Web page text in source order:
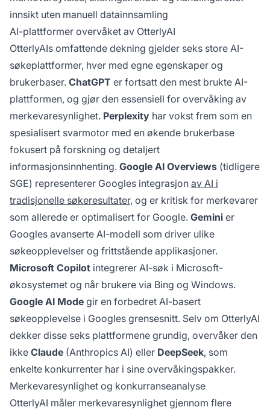
innsikt uten manuell datainnsamling
AI-plattformer overvåket av OtterlyAI
OtterlyAIs omfattende dekning gjelder seks store AI-
søkeplattformer, hver med egne egenskaper og
brukerbaser. ChatGPT er fortsatt den mest brukte AI-
plattformen, og gjør den essensiell for overvåking av
merkevaresynlighet. Perplexity har vokst frem som en
spesialisert svarmotor med en økende brukerbase
fokusert på forskning og detaljert
informasjonsinnhenting. Google AI Overviews (tidligere
SGE) representerer Googles integrasjon av AI i
tradisjonelle søkeresultater, og er kritisk for merkevarer
som allerede er optimalisert for Google. Gemini er
Googles avanserte AI-modell som driver ulike
søkeopplevelser og frittstående applikasjoner.
Microsoft Copilot integrerer AI-søk i Microsoft-
økosystemet og når brukere via Bing og Windows.
Google AI Mode gir en forbedret AI-basert
søkeopplevelse i Googles grensesnitt. Selv om OtterlyAI
dekker disse seks plattformene grundig, overvåker den
ikke Claude (Anthropics AI) eller DeepSeek, som
enkelte konkurrenter har i sine overvåkingspakker.
Merkevaresynlighet og konkurranseanalyse
OtterlyAI måler merkevaresynlighet gjennom flere